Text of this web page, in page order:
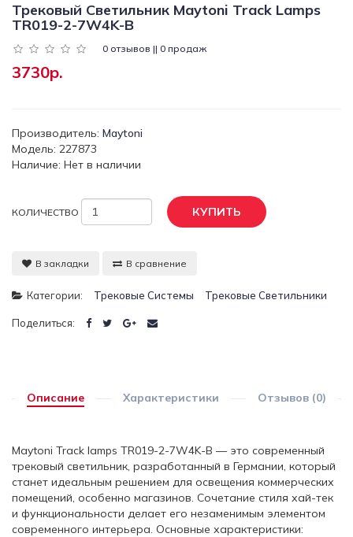
Трековый Светильник Maytoni Track Lamps
TR019-2-7W4K-B
0 отзывов || 0 продаж
3730р.
Производитель: Maytoni
Модель: 227873
Наличие: Нет в наличии
КОЛИЧЕСТВО КУПИТЬ
В закладки В сравнение
Категории: Трековые Системы Трековые Светильники
Поделиться:
Описание Характеристики Отзывов (0)
Maytoni Track lamps TR019-2-7W4K-B — это современный
трековый светильник, разработанный в Германии, который
станет идеальным решением для освещения коммерческих
помещений, особенно магазинов. Сочетание стиля хай-тек
и функциональности делает его незаменимым элементом
современного интерьера. Основные характеристики: